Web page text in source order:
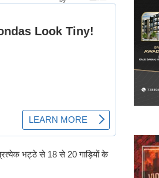
प्रत्येक भट्ठे से 18 से 20 गाड़ियों के